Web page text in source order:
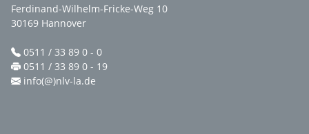
Ferdinand-Wilhelm-Fricke-Weg 10
30169 Hannover
0511 / 33 89 0 - 0
0511 / 33 89 0 - 19
info(@)nlv-la.de